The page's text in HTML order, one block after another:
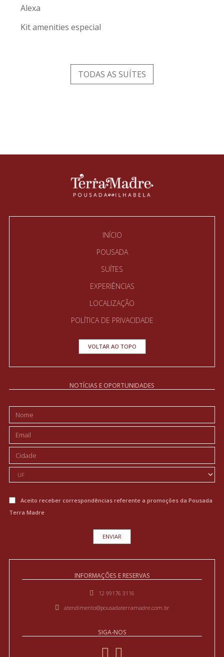
Alexa
Kit amenities especial
TODAS AS SUÍTES
INÍCIO
POUSADA
SUÍTES
EXPERIÊNCIAS
LOCALIZAÇÃO
POLÍTICA DE PRIVACIDADE
VOLTAR AO TOPO
NOTÍCIAS E OPORTUNIDADES
Aceito receber correspondências referente a promoções da Pousada
Terra Madre
INFORMAÇÕES E RESERVAS
12 99176 3116
atendimento@pousadaterramadre.com.br
SIGA-NOS